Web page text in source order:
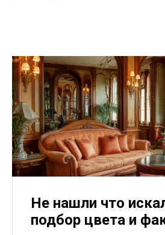
Не нашли что
подбор цвета и